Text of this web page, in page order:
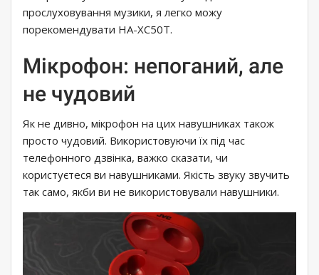
прослуховування музики, я легко можу
порекомендувати HA-XC50T.
Мікрофон: непоганий, але
не чудовий
Як не дивно, мікрофон на цих навушниках також
просто чудовий. Використовуючи їх під час
телефонного дзвінка, важко сказати, чи
користуєтеся ви навушниками. Якість звуку звучить
так само, якби ви не використовували навушники.